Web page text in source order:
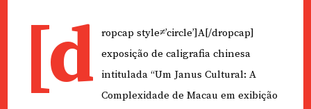
[d
ropcap style≠’circle’]A[/dropcap]
exposição de caligrafia chinesa
intitulada “Um Janus Cultural: A
Complexidade de Macau em exibição